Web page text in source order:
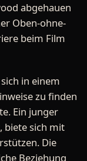
abgehauen
Oben-ohne-
beim Film
in einem
zu finden
Ein junger
biete sich mit
Die
Beziehung